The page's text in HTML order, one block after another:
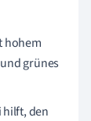
hohem
grünes
hilft, den